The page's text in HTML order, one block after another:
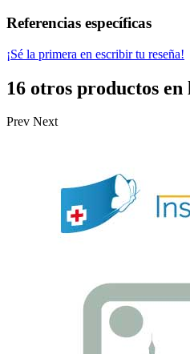
Referencias específicas
¡Sé la primera en escribir tu reseña!
16 otros productos
Prev Next